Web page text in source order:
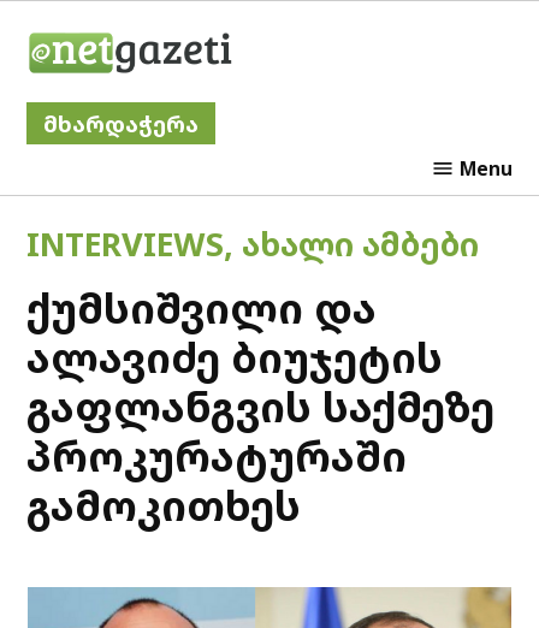
მხარდაჭერა
Menu
POSTED
IN
INTERVIEWS, ᲐᲮᲐᲚᲘ ᲐᲛᲑᲔᲑᲘ
ქუმსიშვილი და
ალავიძე ბიუჯეტის
გაფლანგვის საქმეზე
პროკურატურაში
გამოკითხეს